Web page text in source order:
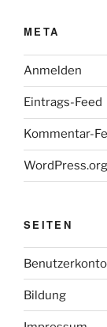
META
Anmelden
Eintrags-Feed
Kommentar-
WordPress.org
SEITEN
Benutzerkonto
Bildung